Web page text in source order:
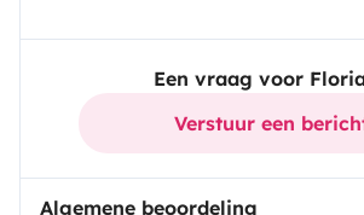
Een vraag voor
Verstuur een
Algemene beoordeling